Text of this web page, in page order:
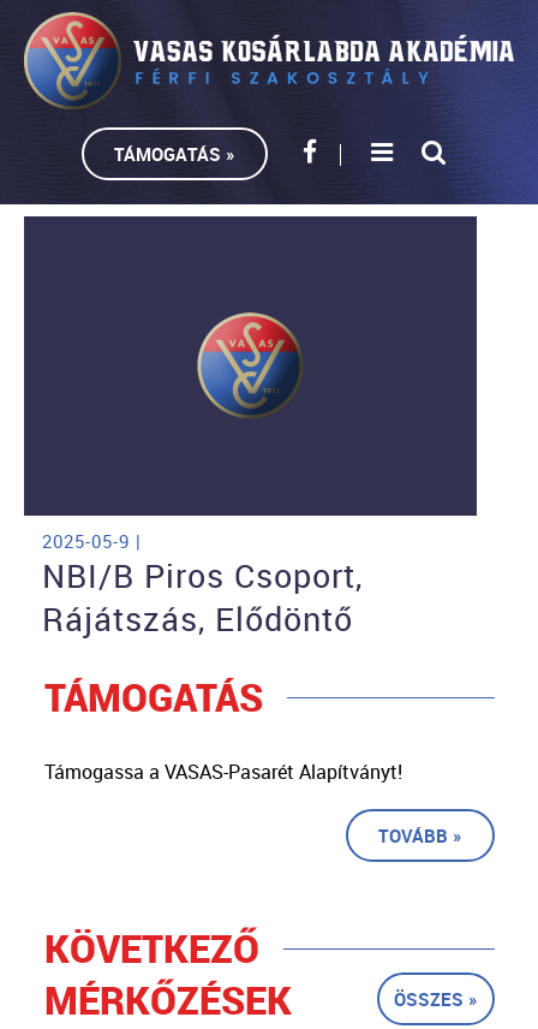
TÁMOGATÁS »
2025-05-9 |
NBI/B Piros Csoport,
Rájátszás, Elődöntő
TÁMOGATÁS
Támogassa a VASAS-Pasarét Alapítványt!
TOVÁBB »
KÖVETKEZŐ
MÉRKŐZÉSEK
ÖSSZES »